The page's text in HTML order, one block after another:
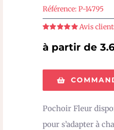
Référence: P-14795
Avis
à partir de
Pochoir Fleur
pour s’adapter à